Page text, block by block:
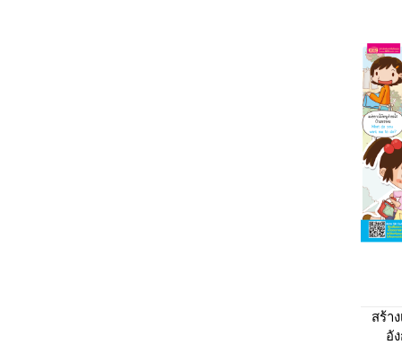
สร้า
อั